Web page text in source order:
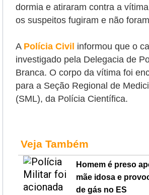
dormia e atiraram contra a
os suspeitos fugiram e não
A Polícia Civil informou que o
investigado pela Delegacia de
Branca. O corpo da vítima foi
para a Seção Regional de
(SML), da Polícia Científica.
Veja Também
Homem é preso
mãe idosa e
de gás no ES